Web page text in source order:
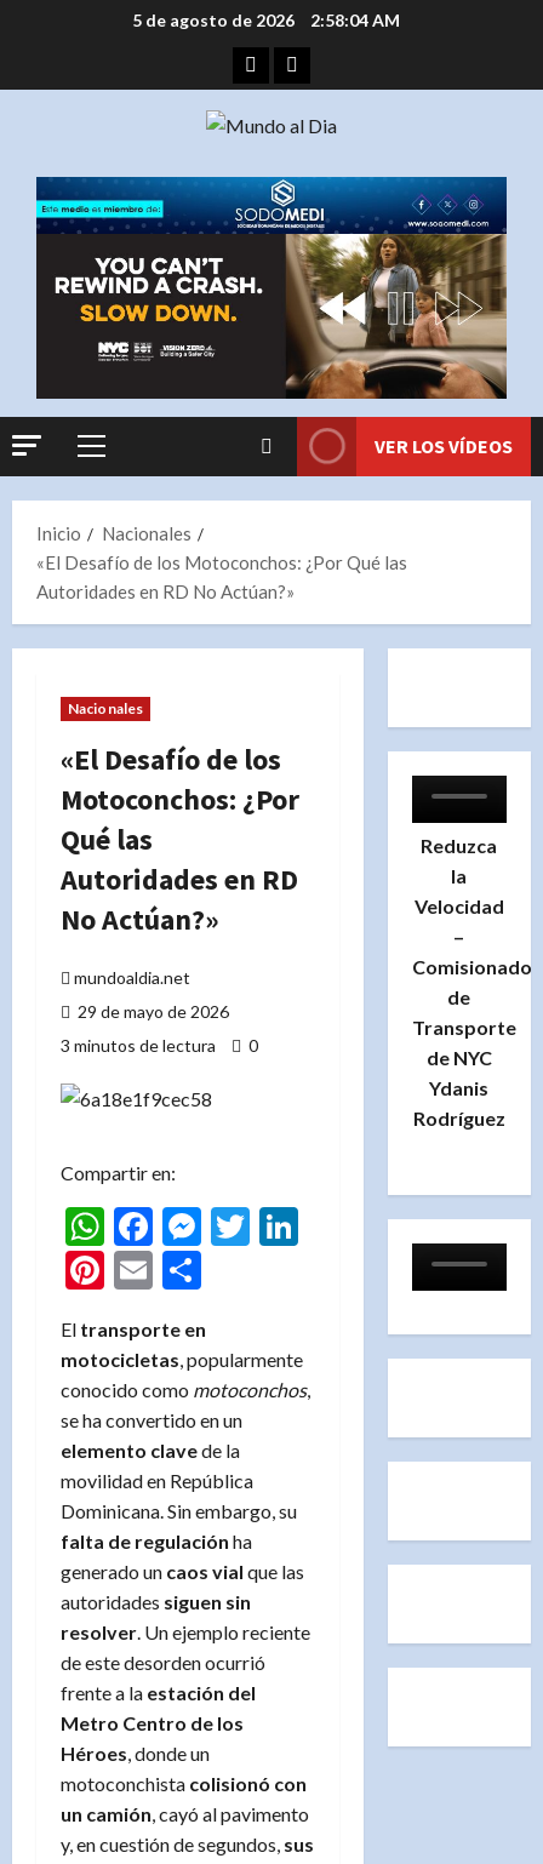
5 de agosto de 2026 2:58:04 AM
FacebookInstagram
Menú
VER LOS VÍDEOS
Inicio
Nacionales
«El Desafío de los Motoconchos: ¿Por Qué las
Autoridades en RD No Actúan?»
Nacionales
«El Desafío de los
Motoconchos: ¿Por
Qué las
Autoridades en RD
No Actúan?»
mundoaldia.net
29 de mayo de 2026
3 minutos de lectura
0
Compartir en:
WhatsApp
Facebook
Messenger
TwitterLinkedIn
Pinterest
Email
El transporte en
motocicletas , popularmente
conocido como motoconchos,
se ha convertido en un
elemento clavede la
movilidad en República
Dominicana. Sin embargo, su
falta de regulación ha
generado un caos vial que las
autoridades siguen sin
resolver . Un ejemplo reciente
de este desorden ocurrió
frente a la estación del
Metro Centro de los
Héroes , donde un
motoconchista colisionó con
un camión , cayó al pavimento
y, en cuestión de segundos, sus
Reduzca
la
Velocidad
–
Comisionado
de
Transporte
de NYC
Ydanis
Rodríguez